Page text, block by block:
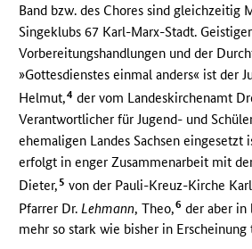
Band bzw. des Chores sind gleichzeitig
Singeklubs 67 Karl-Marx-Stadt.
Vorbereitungshandlungen und der
»Gottesdienstes einmal anders« ist der
Helmut,4 der vom Landeskirchenamt
Verantwortlicher für Jugend- und
ehemaligen Landes Sachsen eingesetzt
erfolgt in enger Zusammenarbeit mit
Dieter, 5 von der Pauli-Kreuz-Kirche
Pfarrer Dr. Lehmann, Theo,6 der aber
mehr so stark wie bisher in Erscheinung